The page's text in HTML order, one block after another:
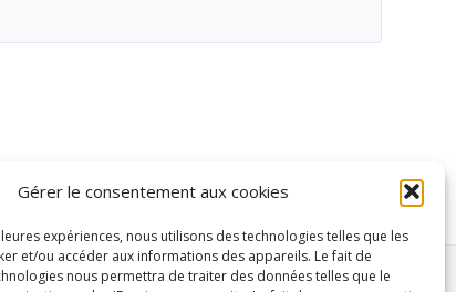
Gérer le consentement aux cookies
expériences, nous utilisons des technologies telles que les
et/ou accéder aux informations des appareils. Le fait de
nous permettra de traiter des données telles que le